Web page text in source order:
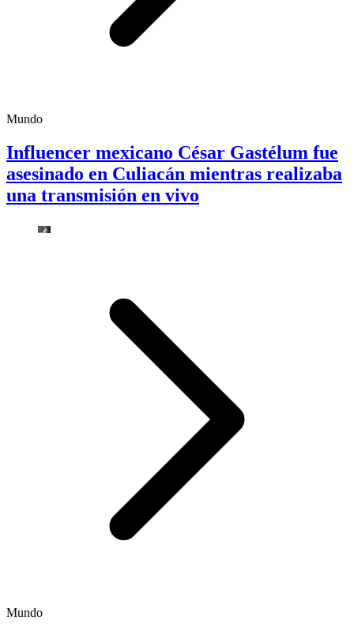
Mundo
Influencer mexicano César Gastélum fue
asesinado en Culiacán mientras realizaba
una transmisión en vivo
Mundo